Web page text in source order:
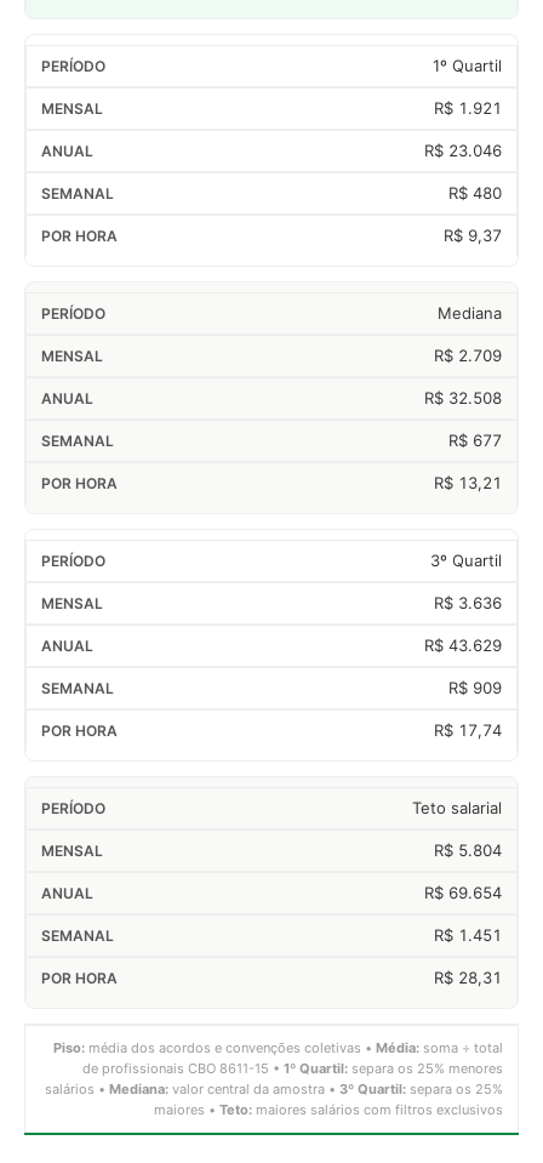
1º Quartil
R$ 1.921
R$ 23.046
R$ 480
R$ 9,37
Mediana
R$ 2.709
R$ 32.508
R$ 677
R$ 13,21
3º Quartil
R$ 3.636
R$ 43.629
R$ 909
R$ 17,74
Teto salarial
R$ 5.804
R$ 69.654
R$ 1.451
R$ 28,31
Piso: média dos acordos e convenções coletivas • Média: soma ÷ total
de profissionais CBO 8611-15 • 1º Quartil: separa os 25% menores
salários • Mediana: valor central da amostra • 3º Quartil: separa os 25%
maiores • Teto: maiores salários com filtros exclusivos